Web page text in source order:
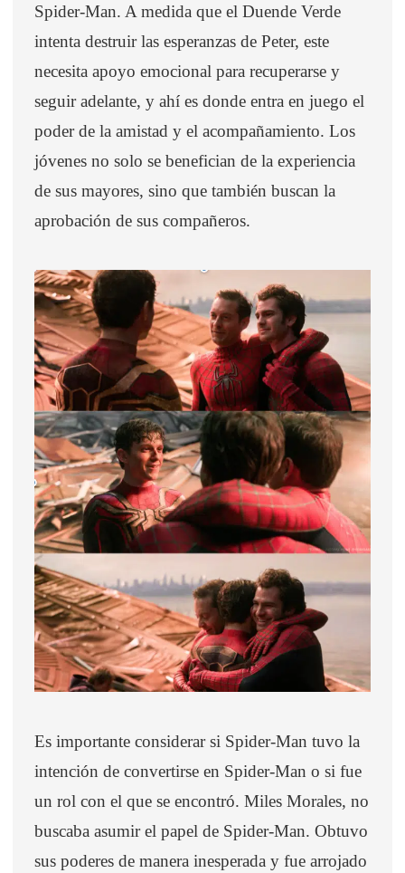
Spider-Man. A medida que el Duende Verde
intenta destruir las esperanzas de Peter, este
necesita apoyo emocional para recuperarse y
seguir adelante, y ahí es donde entra en juego el
poder de la amistad y el acompañamiento. Los
jóvenes no solo se benefician de la experiencia
de sus mayores, sino que también buscan la
aprobación de sus compañeros.
Es importante considerar si Spider-Man tuvo la
intención de convertirse en Spider-Man o si fue
un rol con el que se encontró. Miles Morales, no
buscaba asumir el papel de Spider-Man. Obtuvo
sus poderes de manera inesperada y fue arrojado